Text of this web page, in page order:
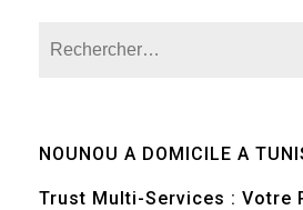
NOUNOU A DOMICILE A
Trust Multi-Services : Votre